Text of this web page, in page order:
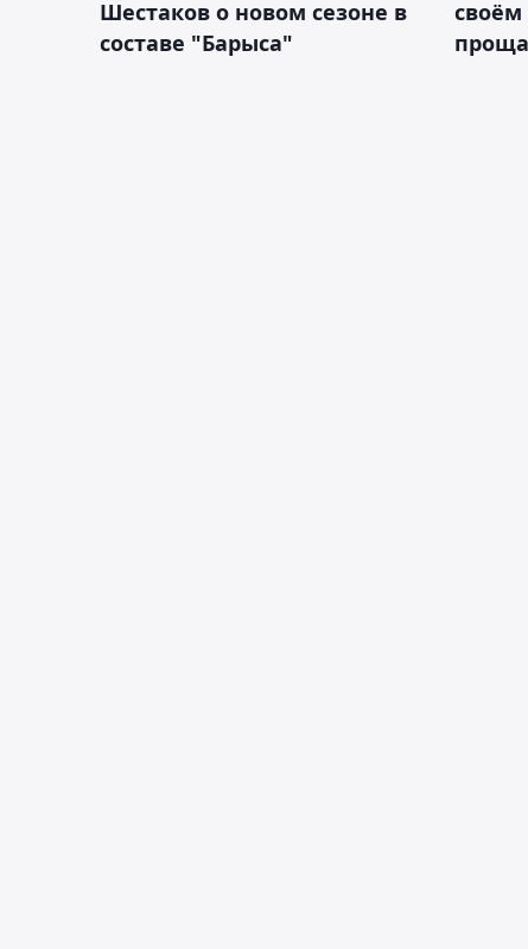
Шестаков о новом сезоне в
составе "Барыса"
своём